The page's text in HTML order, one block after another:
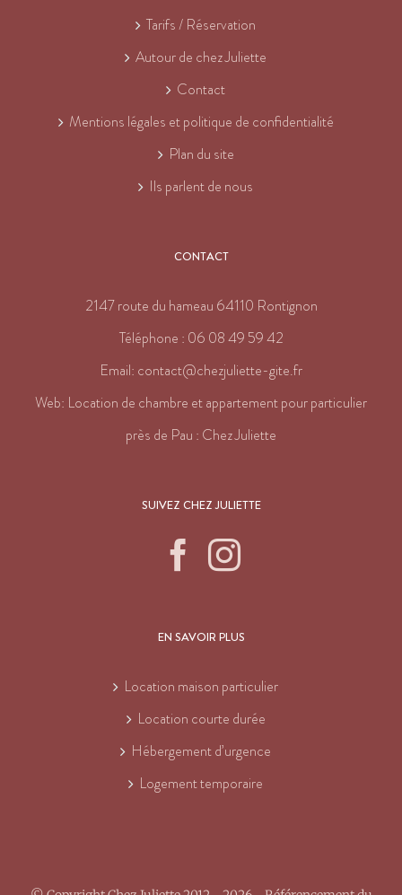
Tarifs / Réservation
Autour de chez Juliette
Contact
Mentions légales et politique de confidentialité
Plan du site
Ils parlent de nous
CONTACT
2147 route du hameau 64110 Rontignon
Téléphone : 06 08 49 59 42
Email: contact@chezjuliette-gite.fr
Web: Location de chambre et appartement pour particulier
près de Pau : Chez Juliette
SUIVEZ CHEZ JULIETTE
EN SAVOIR PLUS
Location maison particulier
Location courte durée
Hébergement d’urgence
Logement temporaire